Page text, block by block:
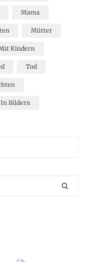
Mama
Mütter
Kindern
Tod
In Bildern